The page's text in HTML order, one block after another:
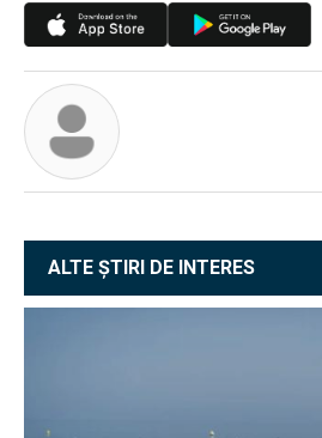
ALTE ȘTIRI DE INTERES